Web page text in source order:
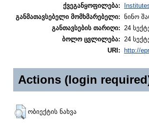
ქვეგანყოფილება:
განმათავსებელი მომხმარებელი: ნინო
განთავსების თარიღი: 24
ბოლო ცვლილება: 24
URI:
http://
Actions (login
ობიექტის ნახვა